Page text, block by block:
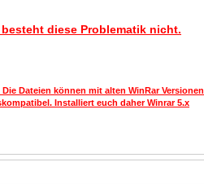
diese Problematik nicht.
Dateien können mit alten WinRar Versionen
Installiert euch daher Winrar 5.x